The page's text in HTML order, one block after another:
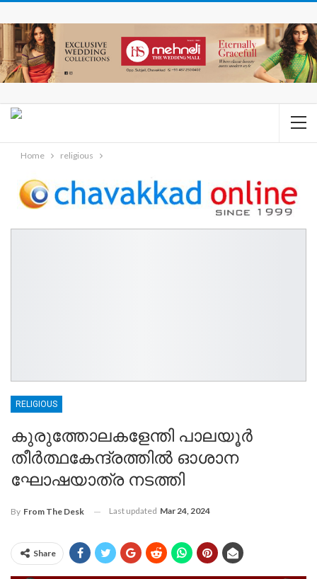
Home religious
RELIGIOUS
കുരുത്തോലകളേന്തി പാലയൂർ
തീർത്ഥകേന്ദ്രത്തിൽ ഓശാന
ഘോഷയാത്ര നടത്തി
By From The Desk Last updated Mar 24, 2024
Share